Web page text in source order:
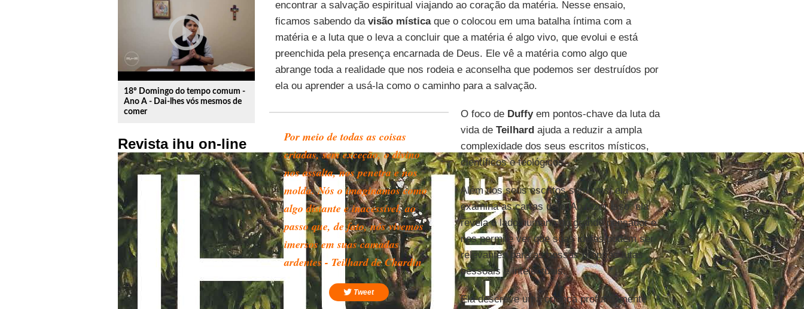
play_circle_outline
18º Domingo do tempo comum -
Ano A - Dai-lhes vós mesmos de
comer
Revista ihu on-line
encontrar a salvação espiritual viajando ao coração da matéria. Nesse ensaio,
ficamos sabendo da visão místicaque o colocou em uma batalha íntima com a
matéria e a luta que o leva a concluir que a matéria é algo vivo, que evolui e está
preenchida pela presença encarnada de Deus. Ele vê a matéria como algo que
abrange toda a realidade que nos rodeia e aconselha que podemos ser destruídos por
ela ou aprender a usá-la como o caminho para a salvação.
Por meio de todas as coisas
criadas, sem exceção, o divino
nos assalta, nos penetra e nos
molda. Nós o imaginamos como
algo distante e inacessível, ao
passo que, de fato, nós vivemos
imersos em suas camadas
ardentes - Teilhard de Chardin
Tweet
O foco de Duffyem pontos-chave da luta da
vida de Teilhardajuda a reduzir a ampla
complexidade dos seus escritos místicos,
científicos e teológicos.
Além dos seus escritos seminais, ela
examina as cartas dele. Ao fazer isso, ela
revela o lado humano do grande pensador e
nos permite ver que suas ideias podem ser
relevantes para as nossas próprias lutas
pessoais e intelectuais.
Ela descreve uma criança profundamente